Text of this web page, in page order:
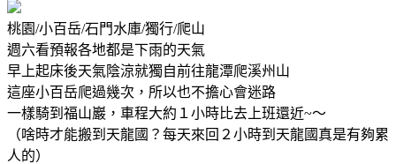
桃園/小百岳/石門水庫/獨行/爬山
週六看預報各地都是下雨的天氣
早上起床後天氣陰涼就獨自前往龍潭爬溪州山
這座小百岳爬過幾次，所以也不擔心會迷路
一樣騎到福山巖，車程大約１小時比去上班還近~～
（啥時才能搬到天龍國？每天來回２小時到天龍國真是有夠累
人的）